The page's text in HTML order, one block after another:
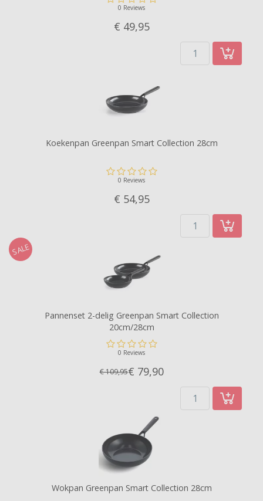
0 Reviews
€ 49,95
Koekenpan Greenpan Smart Collection 28cm
0 Reviews
€ 54,95
SALE
Pannenset 2-delig Greenpan Smart Collection
20cm/28cm
0 Reviews
€ 109,95€ 79,90
Wokpan Greenpan Smart Collection 28cm